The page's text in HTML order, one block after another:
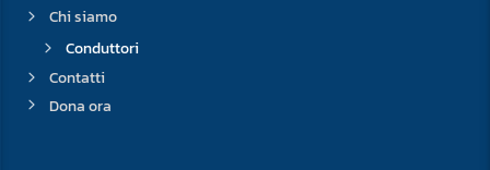
Chi siamo
Conduttori
Contatti
Dona ora